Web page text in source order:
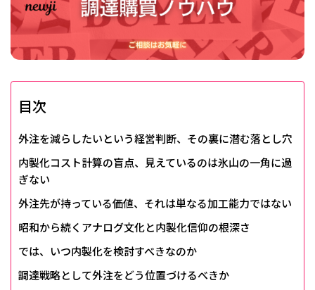
目次
外注を減らしたいという経営判断、その裏に潜む落とし穴
内製化コスト計算の盲点、見えているのは氷山の一角に過
ぎない
外注先が持っている価値、それは単なる加工能力ではない
昭和から続くアナログ文化と内製化信仰の根深さ
では、いつ内製化を検討すべきなのか
調達戦略として外注をどう位置づけるべきか